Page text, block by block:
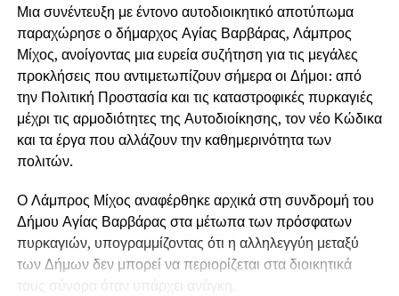
Μια συνέντευξη με έντονο αυτοδιοικητικό αποτύπωμα
παραχώρησε ο δήμαρχος Αγίας Βαρβάρας, Λάμπρος
Μίχος, ανοίγοντας μια ευρεία συζήτηση για τις μεγάλες
προκλήσεις που αντιμετωπίζουν σήμερα οι Δήμοι: από
την Πολιτική Προστασία και τις καταστροφικές πυρκαγιές
μέχρι τις αρμοδιότητες της Αυτοδιοίκησης, τον νέο Κώδικα
και τα έργα που αλλάζουν την καθημερινότητα των
πολιτών.
Ο Λάμπρος Μίχος αναφέρθηκε αρχικά στη συνδρομή του
Δήμου Αγίας Βαρβάρας στα μέτωπα των πρόσφατων
πυρκαγιών, υπογραμμίζοντας ότι η αλληλεγγύη μεταξύ
των Δήμων δεν μπορεί να περιορίζεται στα διοικητικά
τους σύνορα όταν υπάρχει ανάγκη.